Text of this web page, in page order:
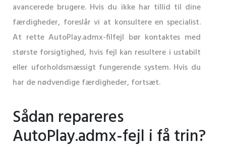
avancerede brugere. Hvis du ikke har tillid til dine
færdigheder, foreslår vi at konsultere en specialist.
At rette AutoPlay.admx-filfejl bør kontaktes med
største forsigtighed, hvis fejl kan resultere i ustabilt
eller uforholdsmæssigt fungerende system. Hvis du
har de nødvendige færdigheder, fortsæt.
Sådan repareres
AutoPlay.admx-fejl i få trin?